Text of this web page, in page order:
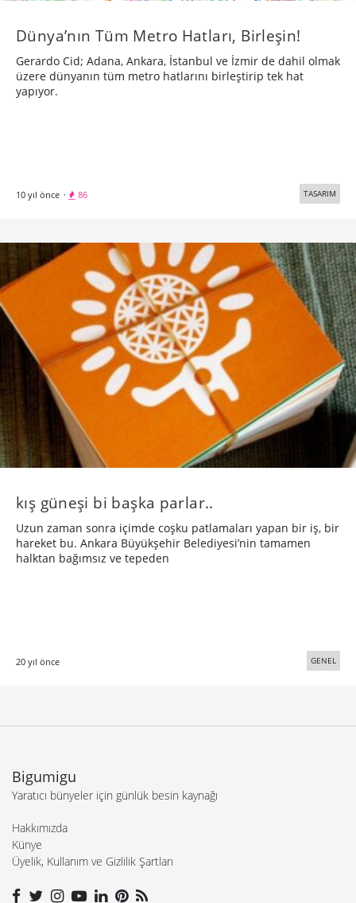
Dünya’nın Tüm Metro Hatları, Birleşin!
Gerardo Cid; Adana, Ankara, İstanbul ve İzmir de dahil olmak
üzere dünyanın tüm metro hatlarını birleştirip tek hat
yapıyor.
10 yıl önce · 86 TASARIM
kış güneşi bi başka parlar..
Uzun zaman sonra içimde coşku patlamaları yapan bir iş, bir
hareket bu. Ankara Büyükşehir Belediyesi’nin tamamen
halktan bağımsız ve tepeden
20 yıl önce GENEL
Bigumigu
Yaratıcı bünyeler için günlük besin kaynağı
Hakkımızda
Künye
Üyelik, Kullanım ve Gizlilik Şartları